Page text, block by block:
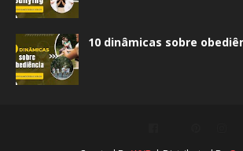
10 dinâmicas sobre